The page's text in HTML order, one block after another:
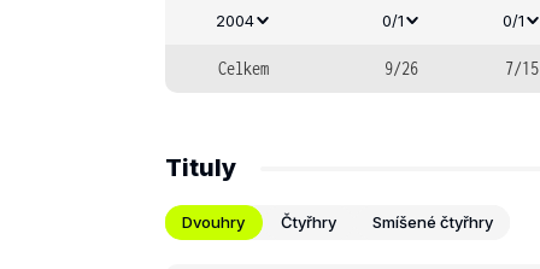
2004 0/1 0/1
Celkem 9/26 7/15
Tituly
Dvouhry Čtyřhry Smíšené čtyřhry